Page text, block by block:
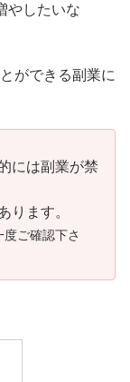
やしたいな
ができる副業に
には副業が禁
ります。
ご確認下さ